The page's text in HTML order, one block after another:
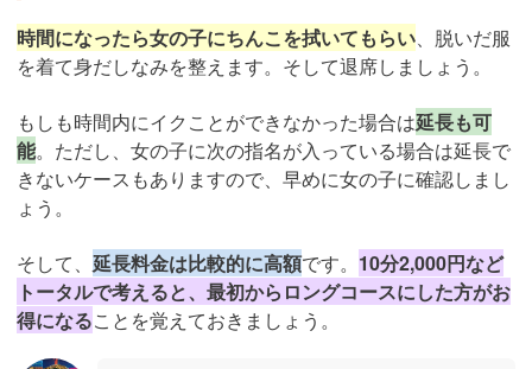
時間になったら女の子にちんこを拭いてもらい、脱いだ服
を着て身だしなみを整えます。そして退席しましょう。
もしも時間内にイクことができなかった場合は延長も可
能。ただし、女の子に次の指名が入っている場合は延長で
きないケースもありますので、早めに女の子に確認しまし
ょう。
そして、 延長料金は比較的に高額です。 10分2,000円など
トータルで考えると、最初からロングコースにした方がお
得になることを覚えておきましょう。